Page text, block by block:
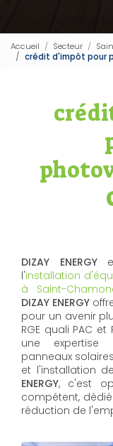
Accueil Secteur
crédit d'impôt pour
DIZAY ENERGY
l'installation
à Saint-
DIZAY ENERGY
pour un avenir
RGE quali PAC et
une expertise
panneaux
et l'installation
ENERGY, c'est
compétent,
réduction de